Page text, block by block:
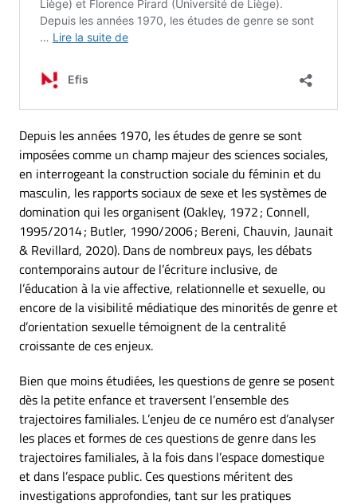
Depuis les années 1970, les études de genre se sont
imposées comme un champ majeur des sciences sociales,
en interrogeant la construction sociale du féminin et du
masculin, les rapports sociaux de sexe et les systèmes de
domination qui les organisent (Oakley, 1972 ; Connell,
1995/2014 ; Butler, 1990/2006 ; Bereni, Chauvin, Jaunait
& Revillard, 2020). Dans de nombreux pays, les débats
contemporains autour de l’écriture inclusive, de
l’éducation à la vie affective, relationnelle et sexuelle, ou
encore de la visibilité médiatique des minorités de genre et
d’orientation sexuelle témoignent de la centralité
croissante de ces enjeux.
Bien que moins étudiées, les questions de genre se posent
dès la petite enfance et traversent l’ensemble des
trajectoires familiales. L’enjeu de ce numéro est d’analyser
les places et formes de ces questions de genre dans les
trajectoires familiales, à la fois dans l’espace domestique
et dans l’espace public. Ces questions méritent des
investigations approfondies, tant sur les pratiques